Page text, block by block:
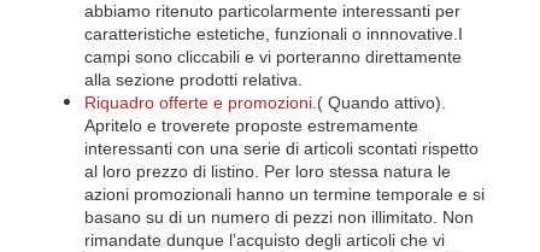
abbiamo ritenuto particolarmente interessanti per
caratteristiche estetiche, funzionali o innnovative.I
campi sono cliccabili e vi porteranno direttamente
alla sezione prodotti relativa.
Riquadro offerte e promozioni .( Quando attivo).
Apritelo e troverete proposte estremamente
interessanti con una serie di articoli scontati rispetto
al loro prezzo di listino. Per loro stessa natura le
azioni promozionali hanno un termine temporale e si
basano su di un numero di pezzi non illimitato. Non
rimandate dunque l’acquisto degli articoli che vi